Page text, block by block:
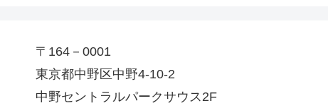
〒164－0001
東京都中野区中野4-10-2
中野セントラルパークサウス2F